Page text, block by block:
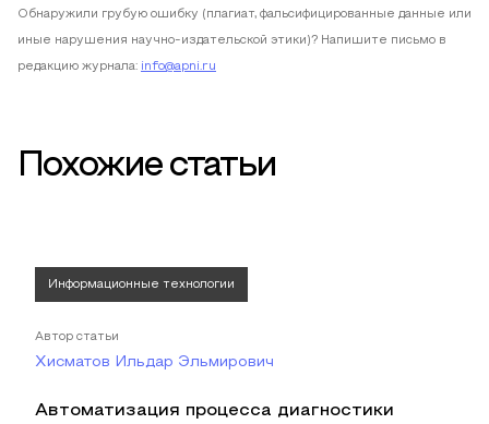
Обнаружили грубую ошибку (плагиат, фальсифицированные данные или
иные нарушения научно-издательской этики)? Напишите письмо в
редакцию журнала: info@apni.ru
Похожие статьи
Информационные технологии
Автор статьи
Хисматов Ильдар Эльмирович
Автоматизация процесса диагностики